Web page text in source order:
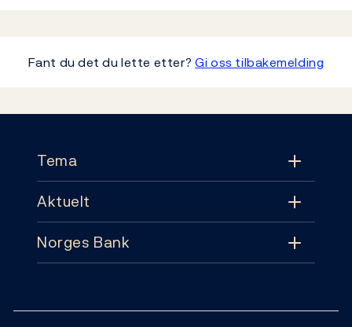
Fant du det du lette etter?Gi oss tilbakemelding
Tema
Tema
Pengepolitikk
Aktuelt
Aktuelt
Norges Bank